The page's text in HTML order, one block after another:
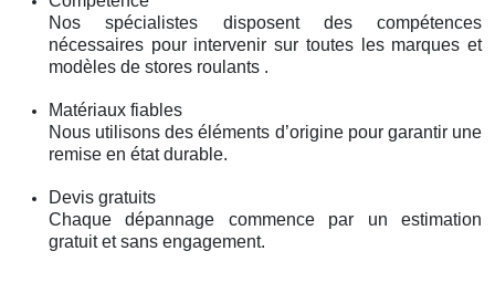
Nos spécialistes disposent des compétences
nécessaires pour intervenir sur toutes les marques et
modèles de stores roulants .
Matériaux fiables
Nous utilisons des éléments d’origine pour garantir une
remise en état durable.
Devis gratuits
Chaque dépannage commence par un estimation
gratuit et sans engagement.